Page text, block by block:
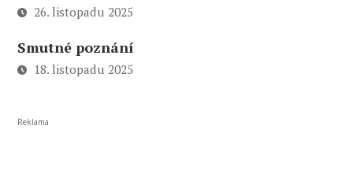
26. listopadu 2025
Smutné poznání
18. listopadu 2025
Reklama